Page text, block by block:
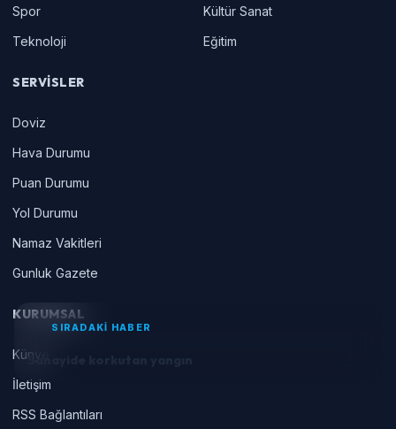
Spor
Kültür Sanat
Teknoloji
Eğitim
SERVISLER
Doviz
Hava Durumu
Puan Durumu
Yol Durumu
Namaz Vakitleri
Gunluk Gazete
KURUMSAL
Künye
İletişim
RSS Bağlantıları
SIRADAKİ HABER
Sanayide korkutan yangın